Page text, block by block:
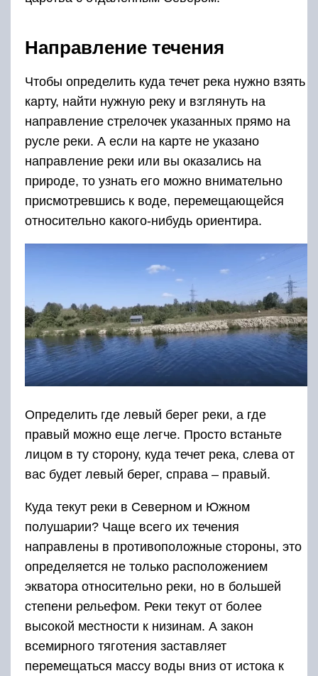
Направление течения
Чтобы определить куда течет река нужно взять
карту, найти нужную реку и взглянуть на
направление стрелочек указанных прямо на
русле реки. А если на карте не указано
направление реки или вы оказались на
природе, то узнать его можно внимательно
присмотревшись к воде, перемещающейся
относительно какого-нибудь ориентира.
Определить где левый берег реки, а где
правый можно еще легче. Просто встаньте
лицом в ту сторону, куда течет река, слева от
вас будет левый берег, справа – правый.
Куда текут реки в Северном и Южном
полушарии? Чаще всего их течения
направлены в противоположные стороны, это
определяется не только расположением
экватора относительно реки, но в большей
степени рельефом. Реки текут от более
высокой местности к низинам. А закон
всемирного тяготения заставляет
перемещаться массу воды вниз от истока к